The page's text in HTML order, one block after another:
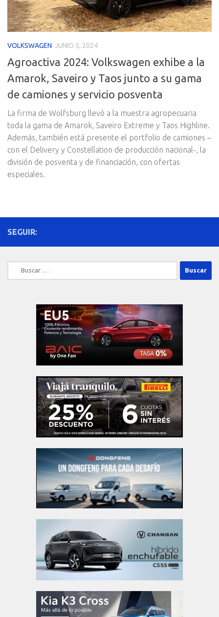
VOLKSWAGEN JUNIO 5, 2024
Agroactiva 2024: Volkswagen exhibe a la
Amarok, Saveiro y Taos junto a su gama
de camiones y servicio posventa
La firma de Wolfsburg llevó a la muestra agropecuaria
toda la gama de Amarok, Saveiro Extreme y Taos Highline.
Además, también está presente el portfolio de camiones –
con el Delivery y Constellation de producción nacional-, la
división de posventa y de financiación, con ofertas
especiales.
SEGUIR:
Buscar: